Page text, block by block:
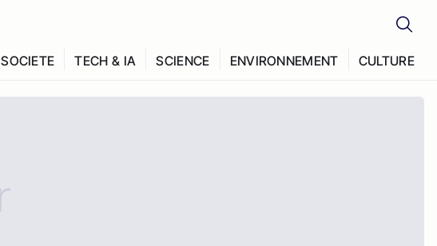
SOCIETE TECH & IA SCIENCE ENVIRONNEMENT CULTURE